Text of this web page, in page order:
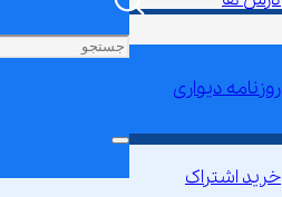
روزنامه دیواری
خرید اشتراک